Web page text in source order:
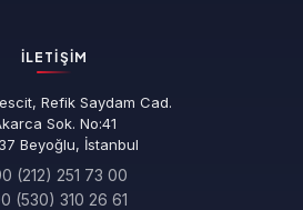
İLETIŞIM
Refik Saydam Cad.
Sok. No:41
Beyoğlu, İstanbul
(212) 251 73 00
(530) 310 26 61